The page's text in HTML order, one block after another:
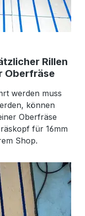
Rillen
Oberfräse
werden muss
können
Oberfräse
für 16mm
Shop.